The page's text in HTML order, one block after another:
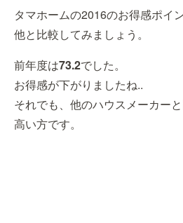
タマホームの2016のお得感ポイ
他と比較してみましょう。
前年度は73.2でした。
お得感が下がりましたね..
それでも、他のハウスメーカー
高い方です。